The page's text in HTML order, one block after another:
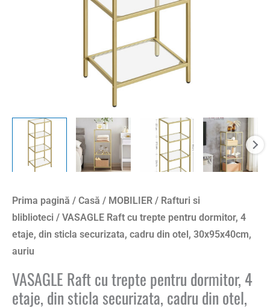
Prima pagină / Casă / MOBILIER / Rafturi si
bliblioteci / VASAGLE Raft cu trepte pentru dormitor, 4
etaje, din sticla securizata, cadru din otel, 30x95x40cm,
auriu
VASAGLE Raft cu trepte pentru dormitor, 4
etaje, din sticla securizata, cadru din otel,
30x95x40cm,
auriu